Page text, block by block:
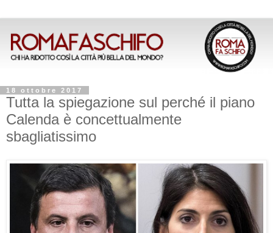
18 ottobre 2017
Tutta la spiegazione sul perché il piano
Calenda è concettualmente
sbagliatissimo